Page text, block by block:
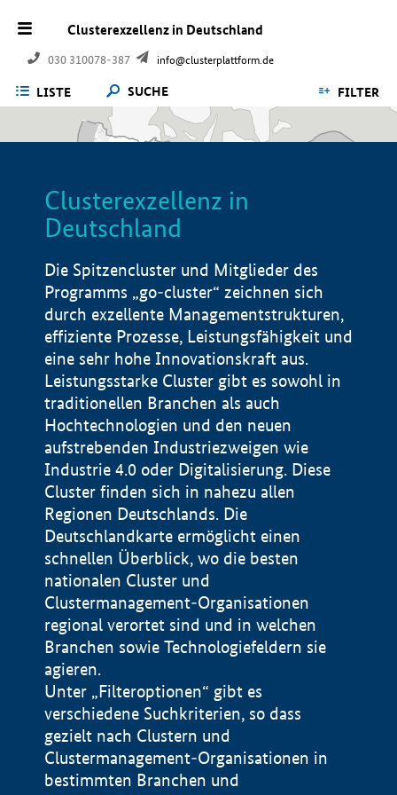
Clusterexzellenz in Deutschland
030 310078-387 info@clusterplattform.de
LISTE SUCHE FILTER
Clusterexzellenz in
Deutschland
Die Spitzencluster und Mitglieder des
Programms „go-cluster“ zeichnen sich
durch exzellente Managementstrukturen,
effiziente Prozesse, Leistungsfähigkeit und
eine sehr hohe Innovationskraft aus.
Leistungsstarke Cluster gibt es sowohl in
traditionellen Branchen als auch
Hochtechnologien und den neuen
aufstrebenden Industriezweigen wie
Industrie 4.0 oder Digitalisierung. Diese
Cluster finden sich in nahezu allen
Regionen Deutschlands. Die
Deutschlandkarte ermöglicht einen
schnellen Überblick, wo die besten
nationalen Cluster und
Clustermanagement-Organisationen
regional verortet sind und in welchen
Branchen sowie Technologiefeldern sie
agieren.
Unter „Filteroptionen“ gibt es
verschiedene Suchkriterien, so dass
gezielt nach Clustern und
Clustermanagement-Organisationen in
bestimmten Branchen und
Impressum
Datenschutzerklärung
BMWE, 2026 ©
100 km © Geobasis-DE / BKG 2015